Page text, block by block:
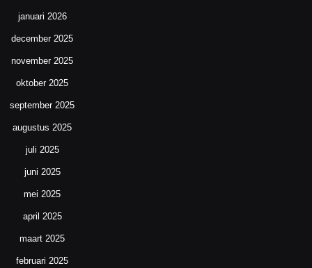
januari 2026
december 2025
november 2025
oktober 2025
september 2025
augustus 2025
juli 2025
juni 2025
mei 2025
april 2025
maart 2025
februari 2025